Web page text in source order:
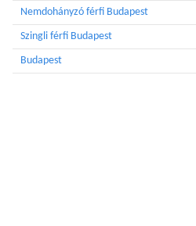
Nemdohányzó férfi Budapest
Szingli férfi Budapest
Budapest